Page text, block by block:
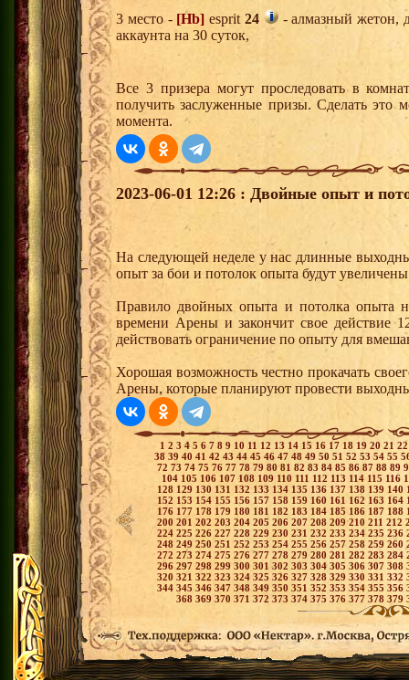
3 место - [Hb] esprit 24
- алмазный жетон,
аккаунта на 30 суток,
Все 3 призера могут проследовать в
получить заслуженные призы. Сделать это
момента.
2023-06-01 12:26 : Двойные опыт и
На следующей неделе у нас длинные
опыт за бои и потолок опыта будут увеличены
Правило двойных опыта и потолка опыта
времени Арены и закончит свое действие
действовать ограничение по опыту для
Хорошая возможность честно прокачать
Арены, которые планируют провести
1 2 3 4 5 6 7 8 9 10 11 12 13 14 15 16 17 18 19 20 21
38 39 40 41 42 43 44 45 46 47 48 49 50 51 52 53 54 55
72 73 74 75 76 77 78 79 8081 82 83 84 85 86 87 88 89
104 105 106 107 108 109 110 111 112 113 114 115 116
128 129 130 131 132 133 134 135 136 137 138 139 140
152 153 154 155 156 157 158 159 160 161 162 163 164
176 177 178 179 180 181 182 183 184 185 186 187 188
200 201 202 203 204 205 206 207 208 209210 211 212
224 225 226 227 228 229 230 231 232 233 234 235 236
248 249 250 251 252 253 254 255 256 257 258 259 260
272 273 274 275 276 277 278 279 280 281 282 283 284
296 297 298 299 300 301302 303 304 305 306 307 308
320 321 322 323 324 325 326 327 328 329 330 331 332
344 345 346 347 348 349 350 351 352 353 354 355 356
368 369 370 371 372 373 374 375 376 377 378 379